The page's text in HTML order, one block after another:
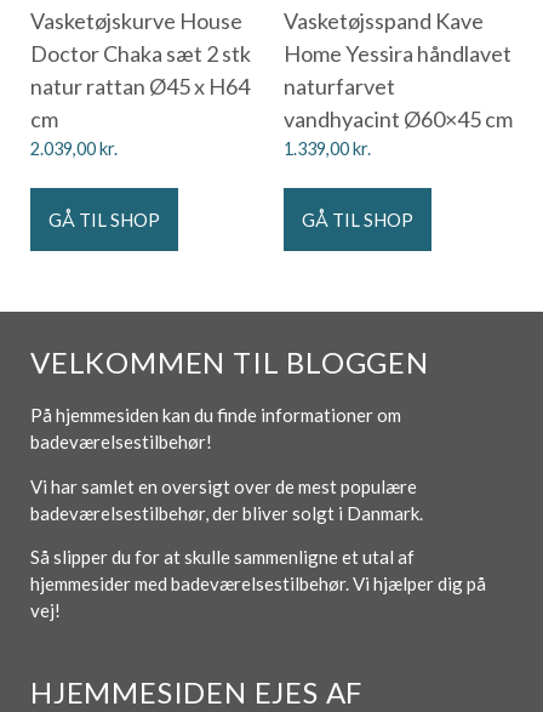
Vasketøjskurve House
Doctor Chaka sæt 2 stk
natur rattan Ø45 x H64
cm
2.039,00kr.
GÅ TIL SHOP
Vasketøjsspand Kave
Home Yessira håndlavet
naturfarvet
vandhyacint Ø60×45 cm
1.339,00kr.
GÅ TIL SHOP
VELKOMMEN TIL BLOGGEN
På hjemmesiden kan du finde informationer om
badeværelsestilbehør!
Vi har samlet en oversigt over de mest populære
badeværelsestilbehør, der bliver solgt i Danmark.
Så slipper du for at skulle sammenligne et utal af
hjemmesider med badeværelsestilbehør. Vi hjælper dig på
vej!
HJEMMESIDEN EJES AF